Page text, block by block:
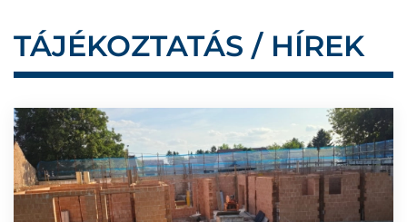
TÁJÉKOZTATÁS / HÍREK